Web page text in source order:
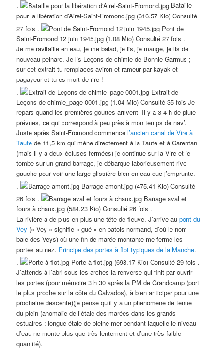
.
Bataille
pour la libération d’Airel-Saint-Fromond.jpg (616.57 Kio) Consulté
27 fois .
Pont de
Saint-Fromond 12 juin 1945.jpg (1.08 Mio) Consulté 27 fois .
Je me ravitaille en eau, je me balad, je lis, je mange, je lis de
nouveau peinard. Je lis Leçons de chimie de Bonnie Garmus ;
sur cet extrait tu remplaces aviron et rameur par kayak et
pagayeur et tu es mort de rire !
.
Extrait de
Leçons de chimie_page-0001.jpg (1.04 Mio) Consulté 35 fois Je
repars quand les premières gouttes arrivent. Il y a 3-4 h de pluie
prévues, ce qui correspond à peu près à mon temps de nav’.
Juste après Saint-Fromond commencel’ancien canal de Vire à
Taute de 11,5 km qui mène directement à la Taute et à Carentan
(mais il y a deux écluses fermées) je continue sur la Vire et je
tombe sur un grand barrage, je débarque laborieusement rive
gauche pour voir une large glissière bien en eau que j’emprunte.
.
Barrage amont.jpg (475.41 Kio) Consulté
26 fois .
Barrage aval et
fours à chaux.jpg (584.23 Kio) Consulté 26 fois .
La rivière a de plus en plus une tête de fleuve. J’arrive aupont du
Vey (« Vey » signifie « gué » en patois normand, d’où le nom
baie des Veys) où une fin de marée montante me ferme les
portes au nez. Principe des portes à flot typiques de la Manche.
.
Porte à flot.jpg (698.17 Kio) Consulté 29 fois .
J’attends à l’abri sous les arches la renverse qui finit par ouvrir
les portes (pour mémoire 3 h 30 après la PM de Grandcamp (port
le plus proche sur la côte du Calvados), à bien anticiper pour une
prochaine descente)(je pense qu’il y a un phénomène de tenue
du plein (anomalie de l’étale des marées dans les grands
estuaires : longue étale de pleine mer pendant laquelle le niveau
d’eau ne monte plus que très lentement et d’une très faible
quantité).